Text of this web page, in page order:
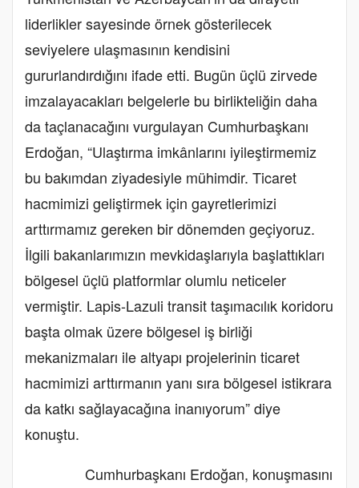
liderlikler sayesinde örnek gösterilecek
seviyelere ulaşmasının kendisini
gururlandırdığını ifade etti. Bugün üçlü zirvede
imzalayacakları belgelerle bu birlikteliğin daha
da taçlanacağını vurgulayan Cumhurbaşkanı
Erdoğan, “Ulaştırma imkânlarını iyileştirmemiz
bu bakımdan ziyadesiyle mühimdir. Ticaret
hacmimizi geliştirmek için gayretlerimizi
arttırmamız gereken bir dönemden geçiyoruz.
İlgili bakanlarımızın mevkidaşlarıyla başlattıkları
bölgesel üçlü platformlar olumlu neticeler
vermiştir. Lapis-Lazuli transit taşımacılık koridoru
başta olmak üzere bölgesel iş birliği
mekanizmaları ile altyapı projelerinin ticaret
hacmimizi arttırmanın yanı sıra bölgesel istikrara
da katkı sağlayacağına inanıyorum” diye
konuştu.
Cumhurbaşkanı Erdoğan, konuşmasını